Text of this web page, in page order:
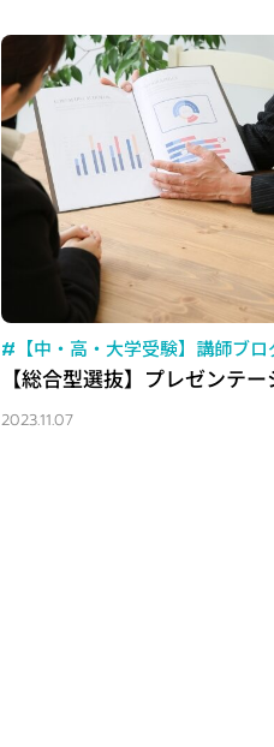
#【中・高・大学受験】講師ブロ
【総合型選抜】プレゼンテ
2023.11.07